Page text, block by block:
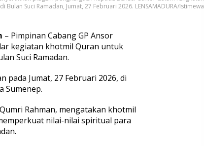
Suci Ramadan, Jumat, 27 Februari 2026. LENSAMADURA/Istimewa
– Pimpinan Cabang GP Ansor
kegiatan khotmil Quran untuk
Suci Ramadan.
pada Jumat, 27 Februari 2026, di
Sumenep.
Rahman, mengatakan khotmil
nilai-nilai spiritual para